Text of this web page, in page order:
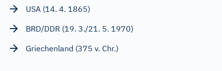
USA (14. 4. 1865)
BRD/DDR (19. 3./21. 5. 1970)
Griechenland (375 v. Chr.)